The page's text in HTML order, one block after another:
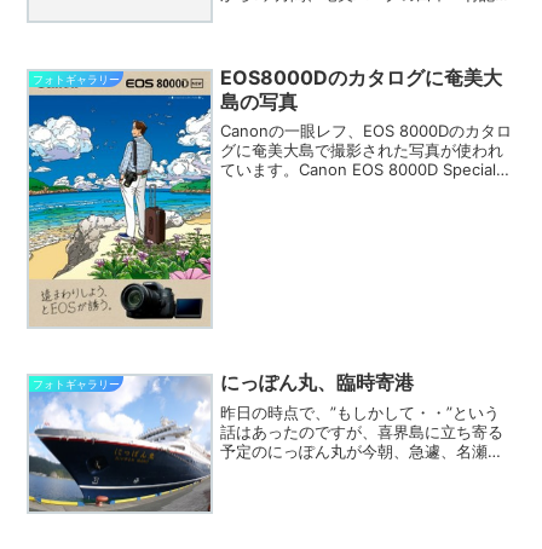
は千葉県...
フォトギャラリー
EOS8000Dのカタログに奄美大
島の写真
Canonの一眼レフ、EOS 8000Dのカタロ
グに奄美大島で撮影された写真が使われ
ています。Canon EOS 8000D Special
フォトギャラリー にっぽん丸、臨時寄港
昨日の時点で、”もしかして・・”という
話はあったのですが、喜界島に立ち寄る
予定のにっぽん丸が今朝、急遽、名瀬港